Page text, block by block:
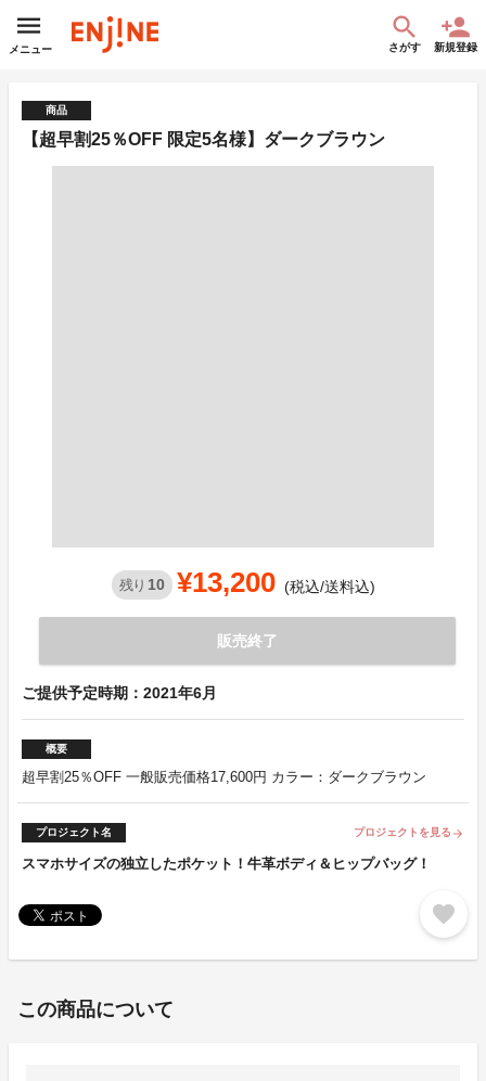
メニュー さがす 新規登録
商品
【超早割25％OFF 限定5名様】ダークブラウン
残り 10 ¥13,200 (税込/送料込)
販売終了
ご提供予定時期：2021年6月
概要
超早割25％OFF 一般販売価格17,600円 カラー：ダークブラウン
プロジェクト名 プロジェクトを見る arrow_forward
スマホサイズの独立したポケット！牛革ボディ＆ヒップバッグ！
favorite
この商品について